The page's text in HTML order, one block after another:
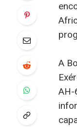
A
AH-